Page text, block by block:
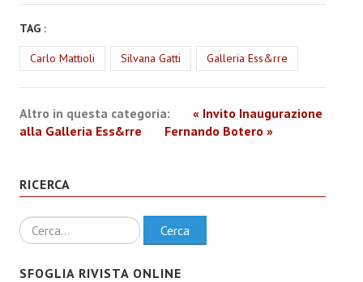
TAG :
Carlo Mattioli Silvana Gatti Galleria Ess&rre
Altro in questa categoria:
« Invito Inaugurazione
alla Galleria Ess&rre
Fernando Botero »
RICERCA
Ricerca Cerca
SFOGLIA RIVISTA ONLINE